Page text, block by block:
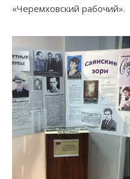
«Черемховский рабочий».